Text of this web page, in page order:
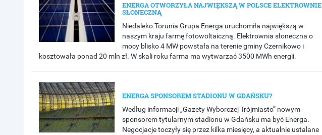
ENERGA OTWORZYŁA NAJWIĘKSZĄ W POLSCE ELEKTROWNIE
SŁONECZNĄ
Niedaleko Torunia Grupa Energa uruchomiła największą w
naszym kraju farmę fotowoltaiczną. Elektrownia słoneczna o
mocy blisko 4 MW powstała na terenie gminy Czernikowo i
kosztowała ponad 20 mln zł. W skali roku farma ma wytwarzać 3500 MWh energii.
ENERGA SPONSOREM STADIONU W GDAŃSKU?
Według informacji „Gazety Wyborczej Trójmiasto” nowym
sponsorem tytularnym stadionu w Gdańsku ma być Energa.
Negocjacje toczyły się przez kilka miesięcy, a aktualnie ustalane